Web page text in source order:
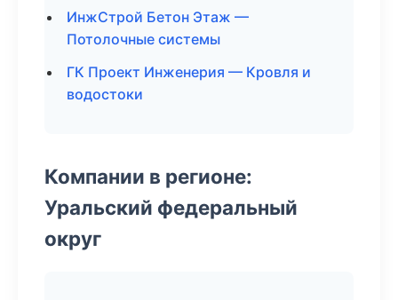
ИнжСтрой Бетон Этаж —
Потолочные системы
ГК Проект Инженерия — Кровля и
водостоки
Компании в регионе:
Уральский федеральный
округ